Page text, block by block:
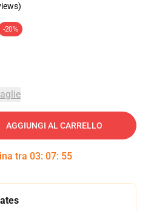
-20%
AGGIUNGI AL CARRELLO
tra 03: 07: 54